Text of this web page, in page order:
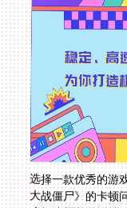
选择一款优秀的游
大战僵尸》的卡顿
么加速器不再纠结
的稳固桥梁。无
道》的玄幻世界里